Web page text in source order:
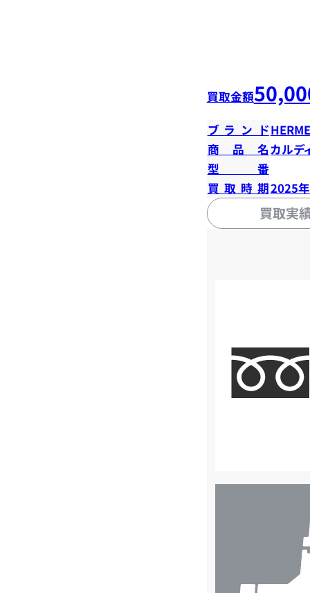
買取金額
ブランド
商品名 カルデ
型番
買取時期2025
買取実